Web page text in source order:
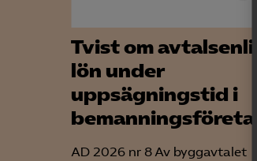
Tvist om avtalsenlig
lön under
uppsägningstid i
bemanningsföretag
AD 2026 nr 8 Av byggavtalet